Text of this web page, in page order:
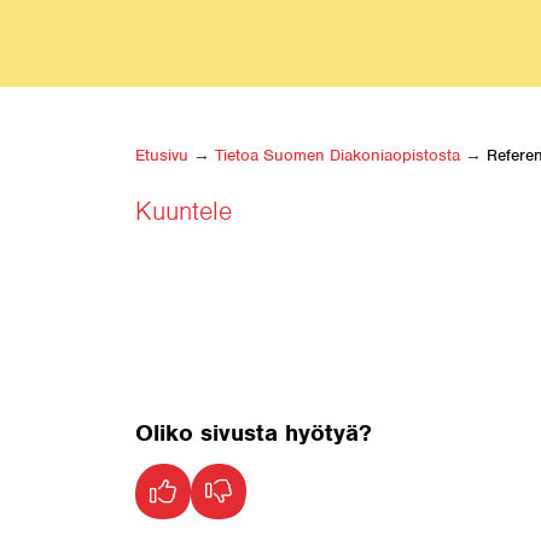
Etusivu → Tietoa Suomen Diakoniaopistosta →
Kuuntele
Oliko sivusta hyötyä?